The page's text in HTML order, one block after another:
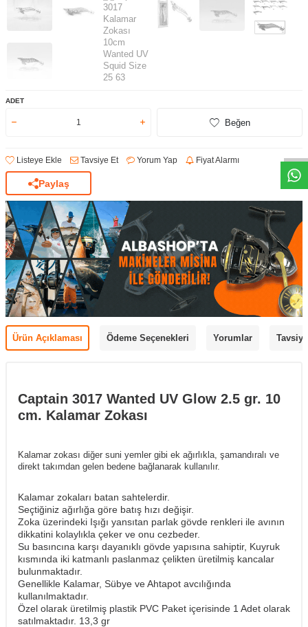
ADET
Beğen
Listeye Ekle Tavsiye Et Yorum Yap Fiyat Alarmı
Paylaş
Ürün Açıklaması Ödeme Seçenekleri Yorumlar
Captain 3017 Wanted UV Glow 2.5 gr. 10
cm. Kalamar Zokası
Kalamar zokası diğer suni yemler gibi ek ağırlıkla, şamandıralı ve
direkt takımdan gelen bedene bağlanarak kullanılır.
Kalamar zokaları batan sahtelerdir.
Seçtiğiniz ağırlığa göre batış hızı değişir.
Zoka üzerindeki Işığı yansıtan parlak gövde renkleri ile avının
dikkatini kolaylıkla çeker ve onu cezbeder.
Su basıncına karşı dayanıklı gövde yapısına sahiptir, Kuyruk
kısmında iki katmanlı paslanmaz çelikten üretilmiş kancalar
bulunmaktadır.
Genellikle Kalamar, Sübye ve Ahtapot avcılığında
kullanılmaktadır.
Özel olarak üretilmiş plastik PVC Paket içerisinde 1 Adet olarak
satılmaktadır. 13,3 gr